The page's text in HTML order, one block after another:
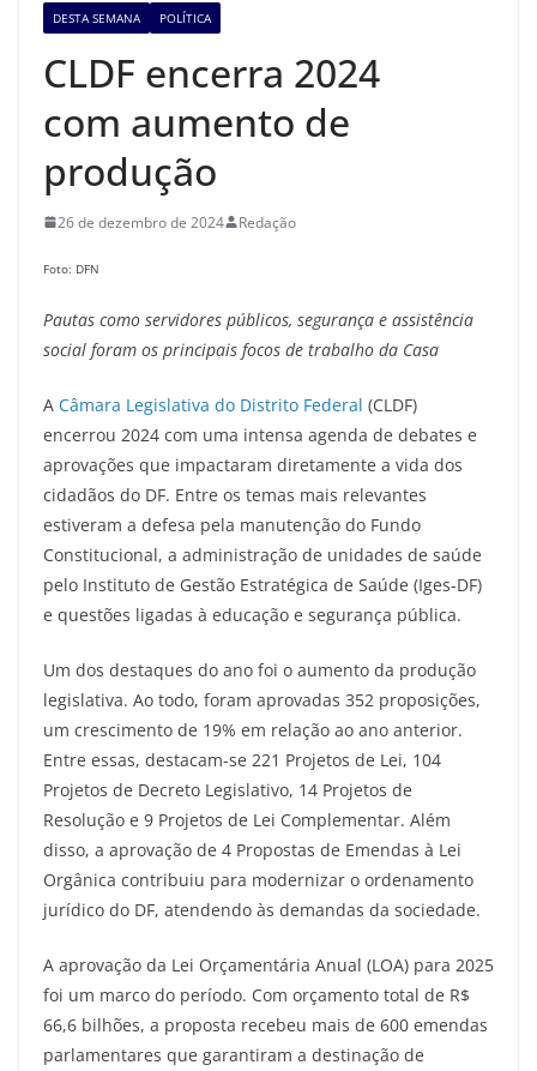
DESTA SEMANA POLÍTICA
CLDF encerra 2024
com aumento de
produção
26 de dezembro de 2024 Redação
Foto: DFN
Pautas como servidores públicos, segurança e assistência
social foram os principais focos de trabalho da Casa
A Câmara Legislativa do Distrito Federal (CLDF)
encerrou 2024 com uma intensa agenda de debates e
aprovações que impactaram diretamente a vida dos
cidadãos do DF. Entre os temas mais relevantes
estiveram a defesa pela manutenção do Fundo
Constitucional, a administração de unidades de saúde
pelo Instituto de Gestão Estratégica de Saúde (Iges-DF)
e questões ligadas à educação e segurança pública.
Um dos destaques do ano foi o aumento da produção
legislativa. Ao todo, foram aprovadas 352 proposições,
um crescimento de 19% em relação ao ano anterior.
Entre essas, destacam-se 221 Projetos de Lei, 104
Projetos de Decreto Legislativo, 14 Projetos de
Resolução e 9 Projetos de Lei Complementar. Além
disso, a aprovação de 4 Propostas de Emendas à Lei
Orgânica contribuiu para modernizar o ordenamento
jurídico do DF, atendendo às demandas da sociedade.
A aprovação da Lei Orçamentária Anual (LOA) para 2025
foi um marco do período. Com orçamento total de R$
66,6 bilhões, a proposta recebeu mais de 600 emendas
parlamentares que garantiram a destinação de